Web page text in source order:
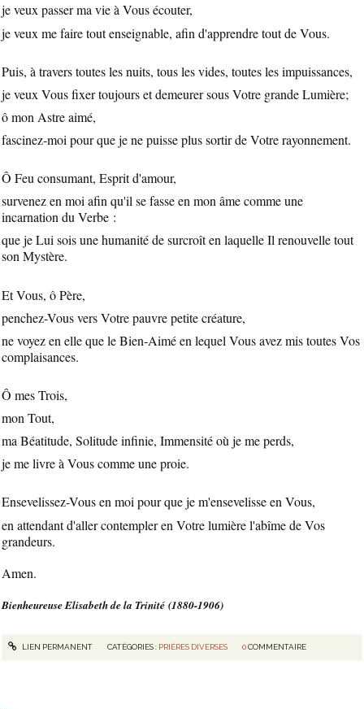
je veux passer ma vie à Vous écouter,
je veux me faire tout enseignable, afin d'apprendre tout de Vous.
Puis, à travers toutes les nuits, tous les vides, toutes les impuissances,
je veux Vous fixer toujours et demeurer sous Votre grande Lumière;
ô mon Astre aimé,
fascinez-moi pour que je ne puisse plus sortir de Votre rayonnement.
Ô Feu consumant, Esprit d'amour,
survenez en moi afin qu'il se fasse en mon âme comme une
incarnation du Verbe :
que je Lui sois une humanité de surcroît en laquelle Il renouvelle tout
son Mystère.
Et Vous, ô Père,
penchez-Vous vers Votre pauvre petite créature,
ne voyez en elle que le Bien-Aimé en lequel Vous avez mis toutes Vos
complaisances.
Ô mes Trois,
mon Tout,
ma Béatitude, Solitude infinie, Immensité où je me perds,
je me livre à Vous comme une proie.
Ensevelissez-Vous en moi pour que je m'ensevelisse en Vous,
en attendant d'aller contempler en Votre lumière l'abîme de Vos
grandeurs.
Amen.
Bienheureuse Elisabeth de la Trinité (1880-1906)
LIEN PERMANENT CATÉGORIES : PRIÈRES DIVERSES 0COMMENTAIRE